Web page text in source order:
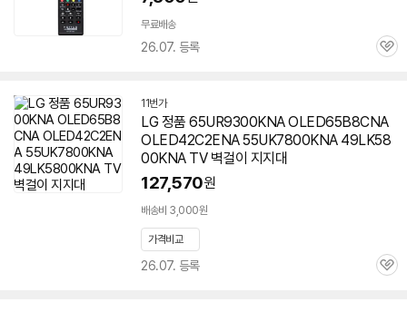
이
무료배송
26.07. 등록
관
11번가
LG 정품 65UR9300KNA OLED65B8CNA
OLED42C2ENA 55UK7800KNA 49LK58
00KNA TV 벽걸이 지지대
127,570원
배송비 3,000원
가격비교
26.07. 등록
관